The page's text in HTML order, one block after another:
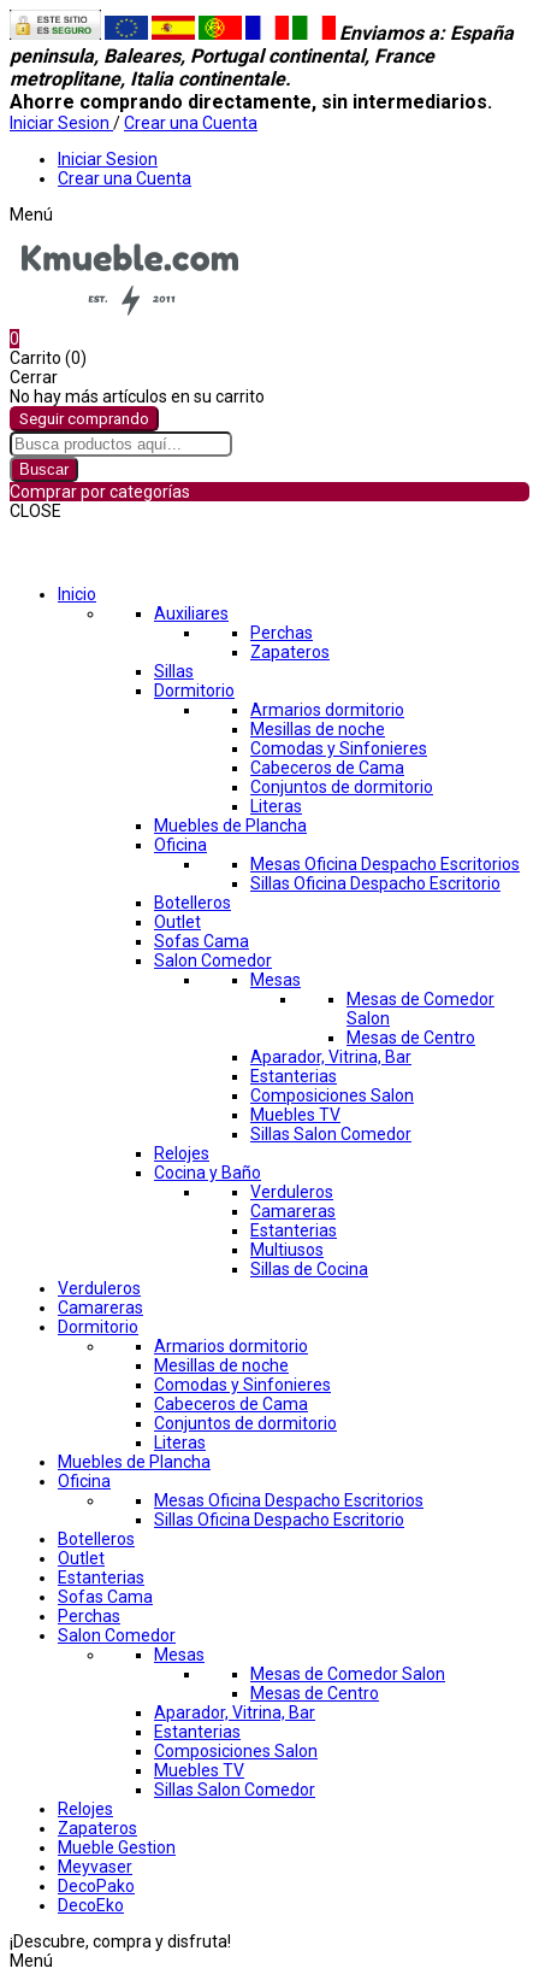
Enviamos a: España
peninsula, Baleares, Portugal continental, France
metroplitane, Italia continentale.
Ahorre comprando directamente, sin intermediarios.
Iniciar Sesion /Crear una Cuenta
Iniciar Sesion
Crear una Cuenta
Menú
0
Carrito (0)
Cerrar
No hay más artículos en su carrito
Seguir comprando
Buscar
Comprar por categorías
CLOSE
Inicio
Auxiliares
Perchas
Zapateros
Sillas
Dormitorio
Armarios dormitorio
Mesillas de noche
Comodas y Sinfonieres
Cabeceros de Cama
Conjuntos de dormitorio
Literas
Muebles de Plancha
Oficina
Mesas Oficina Despacho Escritorios
Sillas Oficina Despacho Escritorio
Botelleros
Outlet
Sofas Cama
Salon Comedor
Mesas
Mesas de Comedor
Salon
Mesas de Centro
Aparador, Vitrina, Bar
Estanterias
Composiciones Salon
Muebles TV
Sillas Salon Comedor
Relojes
Cocina y Baño
Verduleros
Camareras
Estanterias
Multiusos
Sillas de Cocina
Verduleros
Camareras
Dormitorio
Armarios dormitorio
Mesillas de noche
Comodas y Sinfonieres
Cabeceros de Cama
Conjuntos de dormitorio
Literas
Muebles de Plancha
Oficina
Mesas Oficina Despacho Escritorios
Sillas Oficina Despacho Escritorio
Botelleros
Outlet
Estanterias
Sofas Cama
Perchas
Salon Comedor
Mesas
Mesas de Comedor Salon
Mesas de Centro
Aparador, Vitrina, Bar
Estanterias
Composiciones Salon
Muebles TV
Sillas Salon Comedor
Relojes
Zapateros
Mueble Gestion
Meyvaser
DecoPako
DecoEko
¡Descubre, compra y disfruta!
Menú